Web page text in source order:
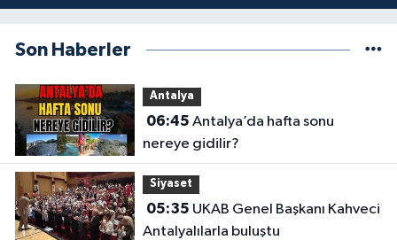
Son Haberler
Antalya
06:45
nereye gidilir?
Siyaset
05:35
Antalyalılarla buluştu